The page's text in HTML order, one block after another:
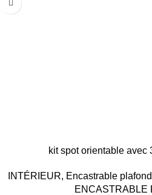
kit spot orientable avec
INTÉRIEUR, Encastrable plafond
ENCASTRABLE